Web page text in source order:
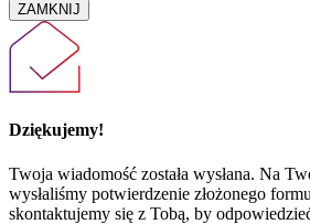
ZAMKNIJ
Dziękujemy!
Twoja wiadomość została wysłana. Na
wysłaliśmy potwierdzenie złożonego
skontaktujemy się z Tobą, by